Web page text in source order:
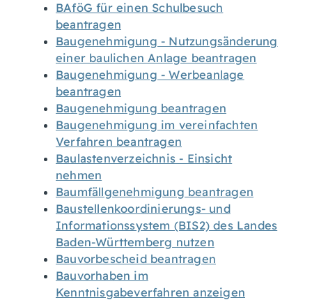
BAföG für einen Schulbesuch
beantragen
Baugenehmigung - Nutzungsänderung
einer baulichen Anlage beantragen
Baugenehmigung - Werbeanlage
beantragen
Baugenehmigung beantragen
Baugenehmigung im vereinfachten
Verfahren beantragen
Baulastenverzeichnis - Einsicht
nehmen
Baumfällgenehmigung beantragen
Baustellenkoordinierungs- und
Informationssystem (BIS2) des Landes
Baden-Württemberg nutzen
Bauvorbescheid beantragen
Bauvorhaben im
Kenntnisgabeverfahren anzeigen